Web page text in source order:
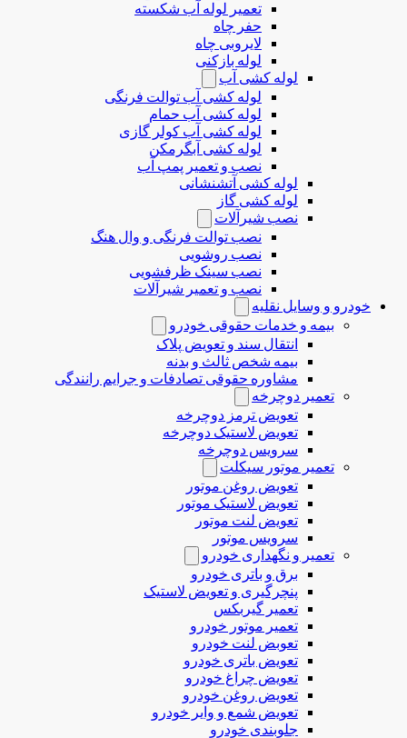
تعمیر لوله آب شکسته
حفر چاه
لایروبی چاه
لوله بازکنی
لوله کشی آب
لوله کشی آب توالت فرنگی
لوله کشی آب حمام
لوله کشی آب کولر گازی
لوله کشی آبگرمکن
نصب و تعمیر پمپ آب
لوله کشی آتشنشانی
لوله کشی گاز
نصب شیرآلات
نصب توالت فرنگی و وال هنگ
نصب روشویی
نصب سینک ظرفشویی
نصب و تعمیر شیرآلات
خودرو و وسایل نقلیه
بیمه و خدمات حقوقی خودرو
انتقال سند و تعویض پلاک
بیمه شخص ثالث و بدنه
مشاوره حقوقی تصادفات و جرایم رانندگی
تعمیر دوچرخه
تعویض ترمز دوچرخه
تعویض لاستیک دوچرخه
سرویس دوچرخه
تعمیر موتور سیکلت
تعویض روغن موتور
تعویض لاستیک موتور
تعویض لنت موتور
سرویس موتور
تعمیر و نگهداری خودرو
برق و باتری خودرو
پنچرگیری و تعویض لاستیک
تعمیر گیربکس
تعمیر موتور خودرو
تعوبض لنت خودرو
تعویض باتری خودرو
تعویض چراغ خودرو
تعویض روغن خودرو
تعویض شمع و وایر خودرو
جلوبندی خودرو